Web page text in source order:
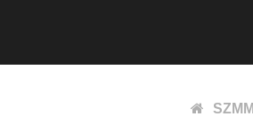
SZMMI